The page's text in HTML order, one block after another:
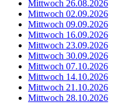
Mittwoch 26.08.2026
Mittwoch 02.09.2026
Mittwoch 09.09.2026
Mittwoch 16.09.2026
Mittwoch 23.09.2026
Mittwoch 30.09.2026
Mittwoch 07.10.2026
Mittwoch 14.10.2026
Mittwoch 21.10.2026
Mittwoch 28.10.2026